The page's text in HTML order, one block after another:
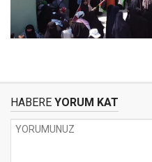
HABERE YORUM KAT